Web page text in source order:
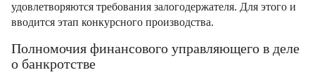
удовлетворяются требования залогодержателя. Для этого и
вводится этап конкурсного производства.
Полномочия финансового управляющего в деле
о банкротстве